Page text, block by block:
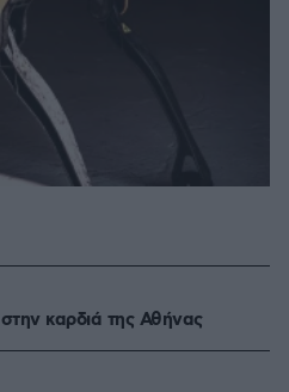
στην καρδιά της Αθήνας